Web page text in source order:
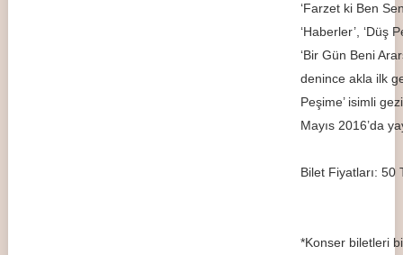
‘Farzet ki Ben Seni
‘Haberler’, ‘Düş
‘Bir Gün Beni
denince akla ilk
Peşime’ isimli
Mayıs 2016’da
Bilet Fiyatları:
*Konser biletleri